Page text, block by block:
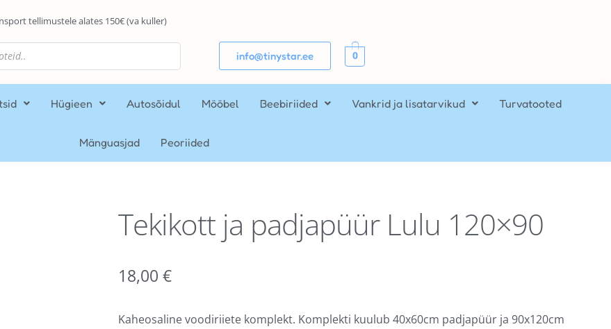
tellimustele alates 150€ (va kuller)
info@tinystar.ee 0
Hügieen Autosõidul Mööbel Beebiriided Vankrid ja lisatarvikud Turvatooted
Mänguasjad Peoriided
Tekikott ja padjapüür Lulu 120×90
18,00 €
Kaheosaline voodiriiete komplekt. Komplekti kuulub 40x60cm padjapüür ja 90x120cm